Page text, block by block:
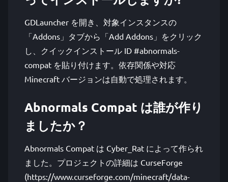
GDLauncher を開き、対象インスタンスの
「Addons」タブから「Add Addons」をクリック
し、クイックインストール ID #abnormals-
compat を貼り付けます。依存関係や対応
Minecraft バージョンは自動で処理されます。
Abnormals Compat は誰が作り
ましたか？
Abnormals Compat は Cyber_Rat によって作られ
ました。プロジェクトの詳細は CurseForge
(https://www.curseforge.com/minecraft/data-